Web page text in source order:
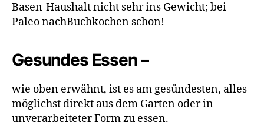
Basen-Haushalt nicht sehr ins Gewicht; bei
Paleo nachBuchkochen schon!
Gesundes Essen –
wie oben erwähnt, ist es am gesündesten, alles
möglichst direkt aus dem Garten oder in
unverarbeiteter Form zu essen.